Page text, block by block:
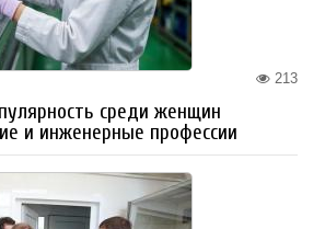
213
среди женщин
и инженерные профессии